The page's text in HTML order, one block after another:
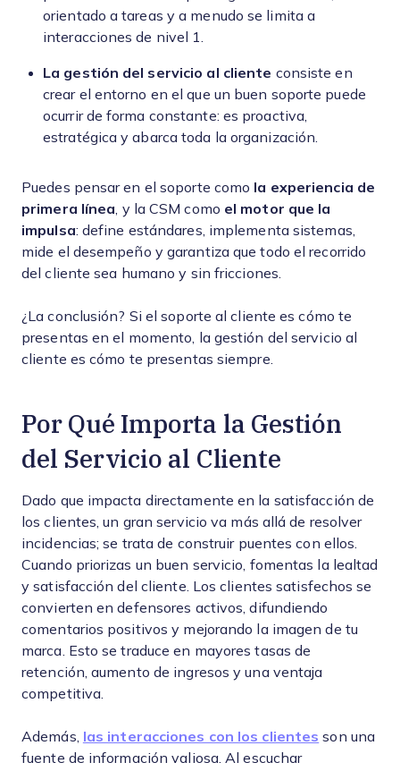
orientado a tareas y a menudo se limita a
interacciones de nivel 1.
La gestión del servicio al cliente consiste en
crear el entorno en el que un buen soporte puede
ocurrir de forma constante: es proactiva,
estratégica y abarca toda la organización.
Puedes pensar en el soporte como la experiencia de
primera línea , y la CSM como el motor que la
impulsa: define estándares, implementa sistemas,
mide el desempeño y garantiza que todo el recorrido
del cliente sea humano y sin fricciones.
¿La conclusión? Si el soporte al cliente es cómo te
presentas en el momento, la gestión del servicio al
cliente es cómo te presentas siempre.
Por Qué Importa la Gestión
del Servicio al Cliente
Dado que impacta directamente en la satisfacción de
los clientes, un gran servicio va más allá de resolver
incidencias; se trata de construir puentes con ellos.
Cuando priorizas un buen servicio, fomentas la lealtad
y satisfacción del cliente. Los clientes satisfechos se
convierten en defensores activos, difundiendo
comentarios positivos y mejorando la imagen de tu
marca. Esto se traduce en mayores tasas de
retención, aumento de ingresos y una ventaja
competitiva.
Además, las interacciones con los clientes son una
fuente de información valiosa. Al escuchar